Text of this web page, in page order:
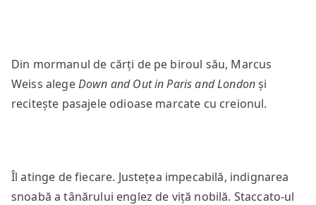
Din mormanul de cărți de pe biroul său, Marcus
Weiss alegeDown and Out in Paris and Londonși
recitește pasajele odioase marcate cu creionul.
Îl atinge de fiecare. Justețea impecabilă, indignarea
snoabă a tânărului englez de viță nobilă. Staccato-ul